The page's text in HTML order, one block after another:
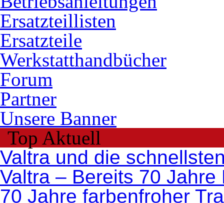
Ersatzteillisten
Ersatzteile
Werkstatthandbücher
Forum
Partner
Unsere Banner
Top Aktuell
Valtra und die
Valtra – Bereits 70
70 Jahre farbenfroher